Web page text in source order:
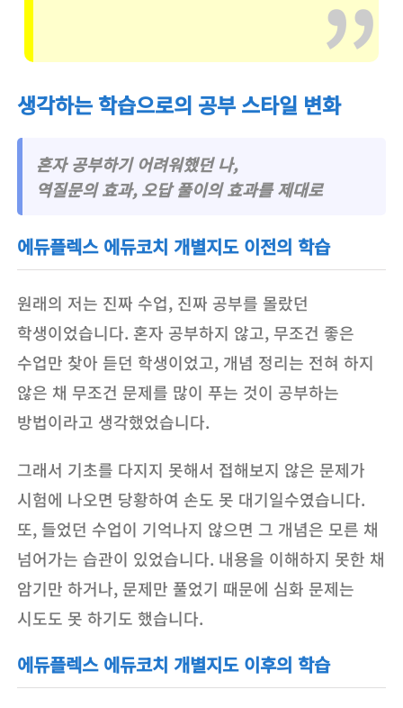
생각하는 학습으로의 공부 스타일 변화
혼자 공부하기 어려워했던 나,
역질문의 효과, 오답 풀이의 효과를 제대로
에듀플렉스 에듀코치 개별지도 이전의 학습
원래의 저는 진짜 수업, 진짜 공부를 몰랐던
학생이었습니다. 혼자 공부하지 않고, 무조건 좋은
수업만 찾아 듣던 학생이었고, 개념 정리는 전혀 하지
않은 채 무조건 문제를 많이 푸는 것이 공부하는
방법이라고 생각했었습니다.
그래서 기초를 다지지 못해서 접해보지 않은 문제가
시험에 나오면 당황하여 손도 못 대기일수였습니다.
또, 들었던 수업이 기억나지 않으면 그 개념은 모른 채
넘어가는 습관이 있었습니다. 내용을 이해하지 못한 채
암기만 하거나, 문제만 풀었기 때문에 심화 문제는
시도도 못 하기도 했습니다.
에듀플렉스 에듀코치 개별지도 이후의 학습